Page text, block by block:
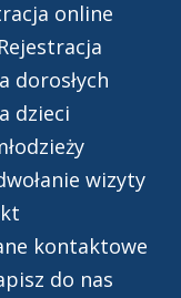
online
dorosłych
dzieci
wizyty
kontaktowe
do nas